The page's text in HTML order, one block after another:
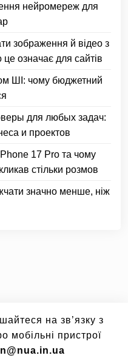
нейромереж для
зображення й відео з
означає для сайтів
ШІ: чому бюджетний
для любых задач:
и проектов
17 Pro та чому
стільки розмов
значно менше, ніж
на зв’язку з
мобільні пристрої